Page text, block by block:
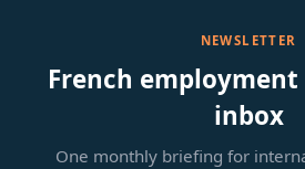
NEWSLETTER
French
inbox
One monthly briefing for